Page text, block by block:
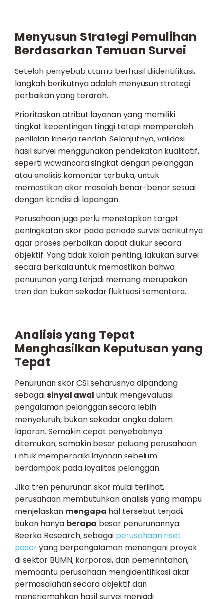
Menyusun Strategi Pemulihan
Berdasarkan Temuan Survei
Setelah penyebab utama berhasil diidentifikasi,
langkah berikutnya adalah menyusun strategi
perbaikan yang terarah.
Prioritaskan atribut layanan yang memiliki
tingkat kepentingan tinggi tetapi memperoleh
penilaian kinerja rendah. Selanjutnya, validasi
hasil survei menggunakan pendekatan kualitatif,
seperti wawancara singkat dengan pelanggan
atau analisis komentar terbuka, untuk
memastikan akar masalah benar-benar sesuai
dengan kondisi di lapangan.
Perusahaan juga perlu menetapkan target
peningkatan skor pada periode survei berikutnya
agar proses perbaikan dapat diukur secara
objektif. Yang tidak kalah penting, lakukan survei
secara berkala untuk memastikan bahwa
penurunan yang terjadi memang merupakan
tren dan bukan sekadar fluktuasi sementara.
Analisis yang Tepat
Menghasilkan Keputusan yang
Tepat
Penurunan skor CSI seharusnya dipandang
sebagaisinyal awal untuk mengevaluasi
pengalaman pelanggan secara lebih
menyeluruh, bukan sekadar angka dalam
laporan. Semakin cepat penyebabnya
ditemukan, semakin besar peluang perusahaan
untuk memperbaiki layanan sebelum
berdampak pada loyalitas pelanggan.
Jika tren penurunan skor mulai terlihat,
perusahaan membutuhkan analisis yang mampu
menjelaskan mengapa hal tersebut terjadi,
bukan hanya berapa besar penurunannya.
Beerka Research, sebagai perusahaan riset
pasaryang berpengalaman menangani proyek
di sektor BUMN, korporasi, dan pemerintahan,
membantu perusahaan mengidentifikasi akar
permasalahan secara objektif dan
menerjemahkan hasil survei menjadi